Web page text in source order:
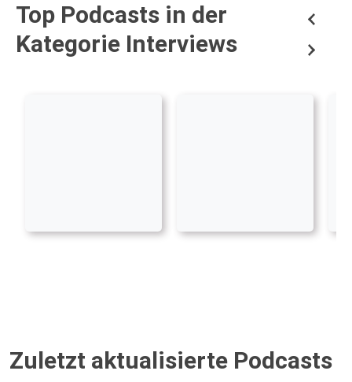
Top Podcasts in der
Kategorie Interviews
Zuletzt aktualisierte Podcasts